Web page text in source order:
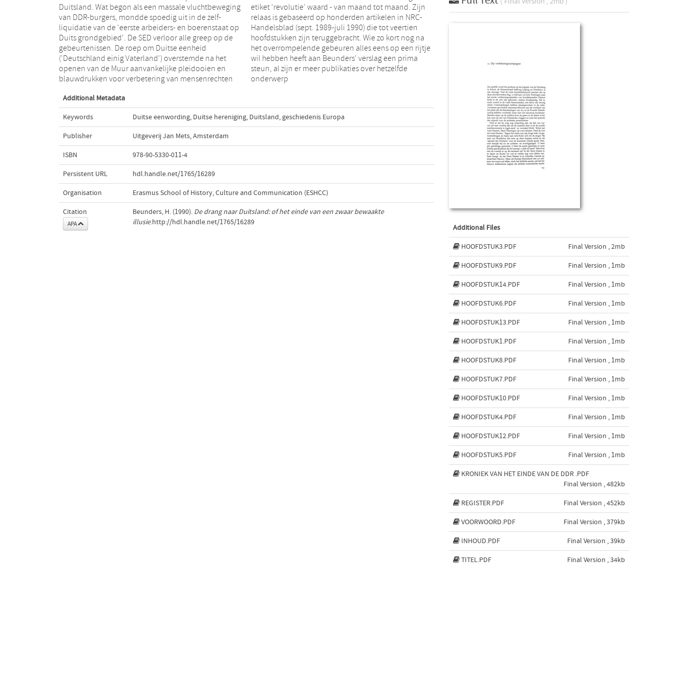
Duitsland. Wat begon als een massale vluchtbeweging
van DDR-burgers, mondde spoedig uit in de zelf-
liquidatie van de 'eerste arbeiders- en boerenstaat op
Duits grondgebied'. De SED verloor alle greep op de
gebeurtenissen. De roep om Duitse eenheid
('Deutschland einig Vaterland') overstemde na het
openen van de Muur aanvankelijke pleidooien en
blauwdrukken voor verbetering van mensenrechten
etiket 'revolutie' waard - van maand tot maand. Zijn
relaas is gebaseerd op honderden artikelen in NRC-
Handelsblad (sept. 1989-juli 1990) die tot veertien
hoofdstukken zijn teruggebracht. Wie zo kort nog na
het overrompelende gebeuren alles eens op een rijtje
wil hebben heeft aan Beunders' verslag een prima
steun, al zijn er meer publikaties over hetzelfde
onderwerp
Additional Metadata
Keywords Duitse eenwording, Duitse hereniging, Duitsland, geschiedenis Europa
Publisher Uitgeverij Jan Mets, Amsterdam
ISBN 978-90-5330-011-4
Persistent URL hdl.handle.net/1765/16289
Organisation Erasmus School of History, Culture and Communication (ESHCC)
Citation
APA
Beunders, H. (1990). De drang naar Duitsland: of het einde van een zwaar bewaakte
illusie.http://hdl.handle.net/1765/16289
Additional Files
HOOFDSTUK3.PDF Final Version , 2mb
HOOFDSTUK9.PDF Final Version , 1mb
HOOFDSTUK14.PDF Final Version , 1mb
HOOFDSTUK6.PDF Final Version , 1mb
HOOFDSTUK13.PDF Final Version , 1mb
HOOFDSTUK1.PDF Final Version , 1mb
HOOFDSTUK8.PDF Final Version , 1mb
HOOFDSTUK7.PDF Final Version , 1mb
HOOFDSTUK10.PDF Final Version , 1mb
HOOFDSTUK4.PDF Final Version , 1mb
HOOFDSTUK12.PDF Final Version , 1mb
HOOFDSTUK5.PDF Final Version , 1mb
KRONIEK VAN HET EINDE VAN DE DDR .PDF
Final Version , 482kb
REGISTER.PDF Final Version , 452kb
VOORWOORD.PDF Final Version , 379kb
INHOUD.PDF Final Version , 39kb
TITEL.PDF Final Version , 34kb